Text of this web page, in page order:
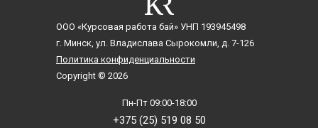
ООО «Курсовая работа бай» УНП 193945498
г. Минск, ул. Владислава Сырокомли, д. 7-126
Политика конфиденциальности
Copyright © 2026
Пн-Пт 09:00-18:00
+375 (25) 519 08 50